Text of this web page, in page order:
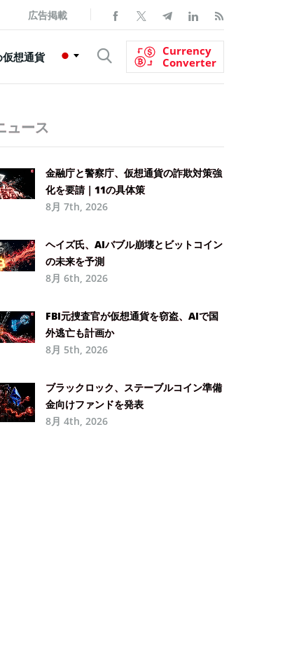
広告掲載
仮想通貨
Currency
Converter
ュース
金融庁と警察庁、仮想通貨の詐欺対策強
化を要請｜11の具体策
8月 7th, 2026
ヘイズ氏、AIバブル崩壊とビットコイン
の未来を予測
8月 6th, 2026
FBI元捜査官が仮想通貨を窃盗、AIで国
外逃亡も計画か
8月 5th, 2026
ブラックロック、ステーブルコイン準備
金向けファンドを発表
8月 4th, 2026